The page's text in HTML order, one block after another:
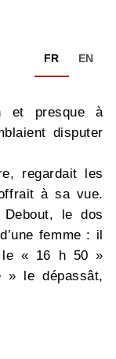
FR EN
et presque à
disputer
regardait les
à sa vue.
le dos
femme : il
le « 16 h 50 »
» le dépassât,